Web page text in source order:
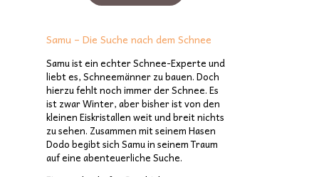
Samu – Die Suche nach dem Schnee
Samu ist ein echter Schnee-Experte und
liebt es, Schneemänner zu bauen. Doch
hierzu fehlt noch immer der Schnee. Es
ist zwar Winter, aber bisher ist von den
kleinen Eiskristallen weit und breit nichts
zu sehen. Zusammen mit seinem Hasen
Dodo begibt sich Samu in seinem Traum
auf eine abenteuerliche Suche.